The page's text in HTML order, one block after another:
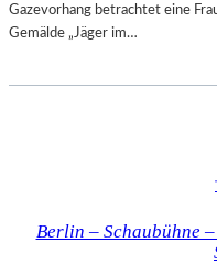
Gazevorhang betrachtet eine
Gemälde „Jäger im…
Berlin – Schaubühne